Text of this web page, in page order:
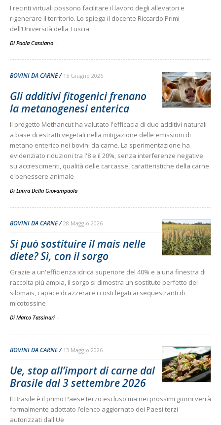
I recinti virtuali possono facilitare il lavoro degli allevatori e
rigenerare il territorio. Lo spiega il docente Riccardo Primi
dell’Università della Tuscia
Di Paola Cassiano -
BOVINI DA CARNE 15 Giugno 2026
Gli additivi fitogenici frenano
la metanogenesi enterica
Il progetto Methancut ha valutato l'efficacia di due additivi naturali
a base di estratti vegetali nella mitigazione delle emissioni di
metano enterico nei bovini da carne. La sperimentazione ha
evidenziato riduzioni tra l'8 e il 20%, senza interferenze negative
su accrescimenti, qualità delle carcasse, caratteristiche della carne
e benessere animale
Di Laura Della Giovampaola
BOVINI DA CARNE 28 Maggio 2026
Si può sostituire il mais nelle
diete? Sì, con il sorgo
Grazie a un'efficienza idrica superiore del 40% e a una finestra di
raccolta più ampia, il sorgo si dimostra un sostituto perfetto del
silomais, capace di azzerare i costi legati ai sequestranti di
micotossine
Di Marco Tassinari -
BOVINI DA CARNE 13 Maggio 2026
Ue, stop all’import di carne dal
Brasile dal 3 settembre 2026
Il Brasile è il primo Paese terzo escluso ma nei prossimi giorni verrà
formalmente adottato l’elenco aggiornato dei Paesi terzi
autorizzati dall'Ue